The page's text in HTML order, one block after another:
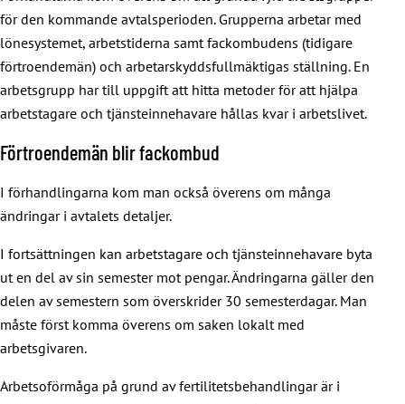
för den kommande avtalsperioden. Grupperna arbetar med
lönesystemet, arbetstiderna samt fackombudens (tidigare
förtroendemän) och arbetarskyddsfullmäktigas ställning. En
arbetsgrupp har till uppgift att hitta metoder för att hjälpa
arbetstagare och tjänsteinnehavare hållas kvar i arbetslivet.
Förtroendemän blir fackombud
I förhandlingarna kom man också överens om många
ändringar i avtalets detaljer.
I fortsättningen kan arbetstagare och tjänsteinnehavare byta
ut en del av sin semester mot pengar. Ändringarna gäller den
delen av semestern som överskrider 30 semesterdagar. Man
måste först komma överens om saken lokalt med
arbetsgivaren.
Arbetsoförmåga på grund av fertilitetsbehandlingar är i